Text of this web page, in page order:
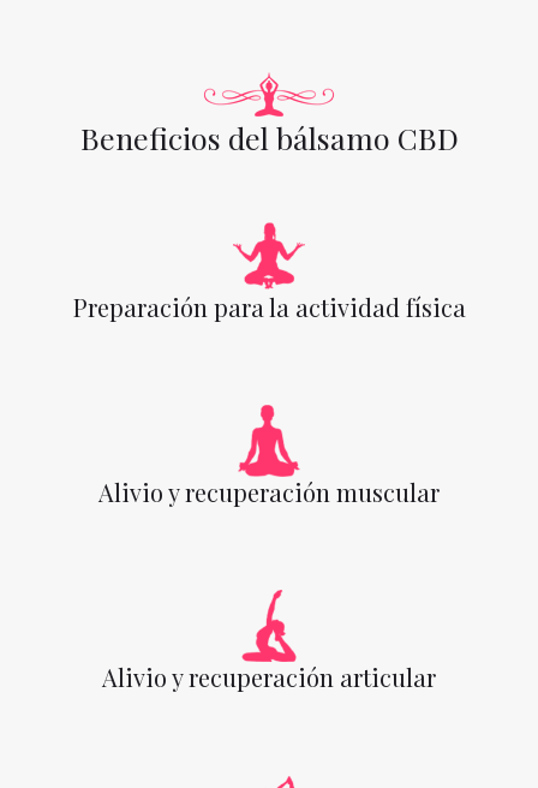
Beneficios del bálsamo CBD
Preparación para la actividad física
Alivio y recuperación muscular
Alivio y recuperación articular